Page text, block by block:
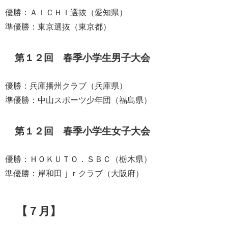
優勝：ＡＩＣＨＩ選抜（愛知県）
準優勝：東京選抜（東京都）
第１２回 春季小学生男子大会
優勝：兵庫播州クラブ（兵庫県）
準優勝：中山スポーツ少年団（福島県）
第１２回 春季小学生女子大会
優勝：ＨＯＫＵＴＯ．ＳＢＣ（栃木県）
準優勝：岸和田ｊｒクラブ（大阪府）
【７月】